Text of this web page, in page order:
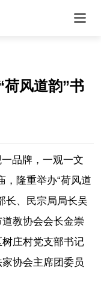
荷风道韵”书
品牌，一观一文
，隆重举办“荷风道
长、民宗局局长吴
教协会会长金崇
庄村党支部书记
协会主席团委员